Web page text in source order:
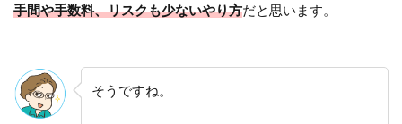
手間や手数料、リスクも少ないやり方だと思います。
そうですね。